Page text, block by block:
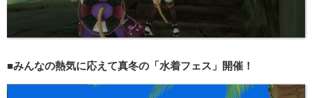
■みんなの熱気に応えて真冬の「水着フェス」開催！